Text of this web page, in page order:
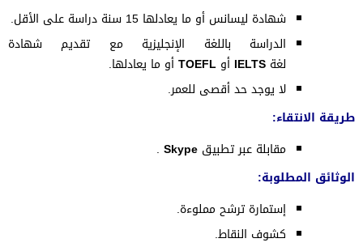
شهادة ليسانس أو ما يعادلها 15 سنة دراسة على الأقل.
الدراسة باللغة الإنجليزية مع تقديم شهادة
لغة IELTS أو TOEFLأو ما يعادلها.
لا يوجد حد أقصى للعمر.
طريقة الانتقاء:
مقابلة عبر تطبيق Skype
.
الوثائق المطلوبة:
إستمارة ترشح مملوءة.
كشوف النقاط.